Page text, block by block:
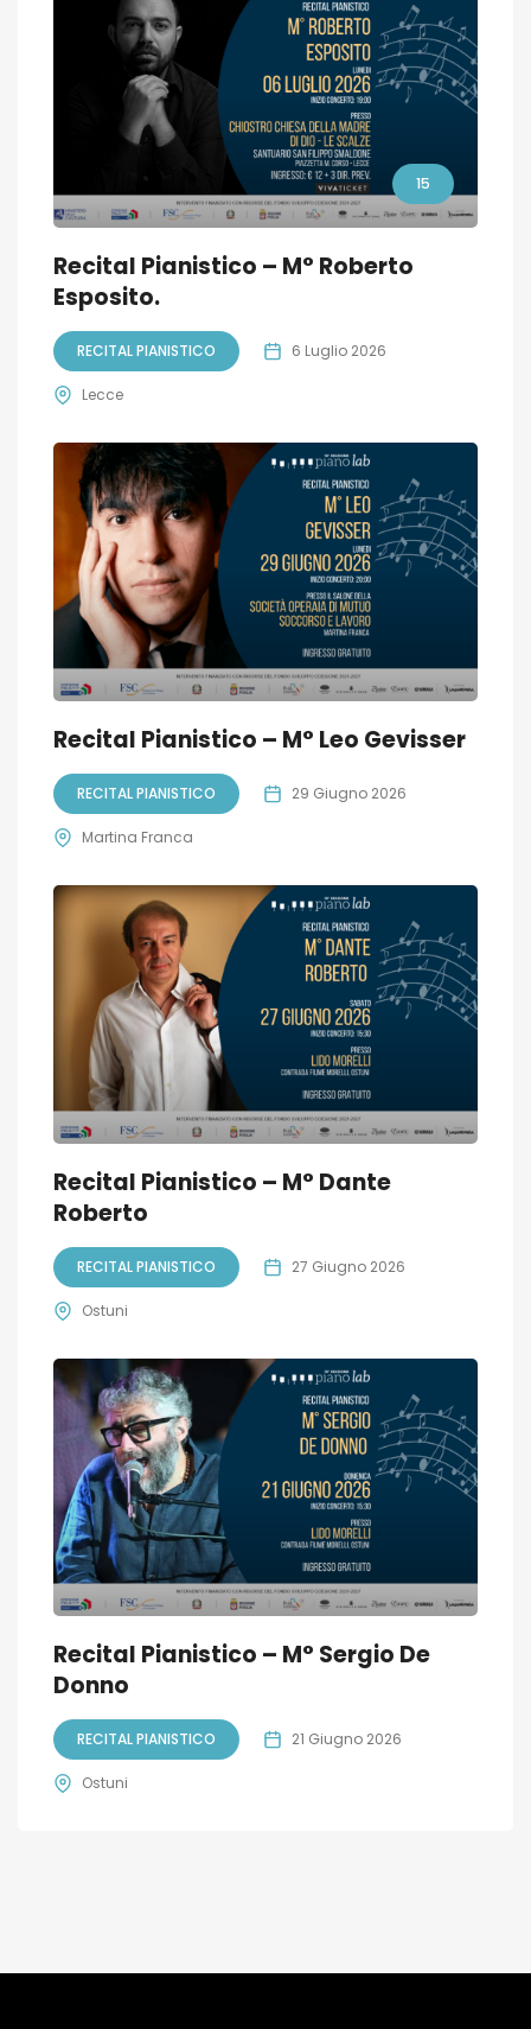
15
Recital Pianistico – M° Roberto
Esposito.
RECITAL PIANISTICO 6 Luglio 2026
Lecce
Recital Pianistico – M° Leo Gevisser
RECITAL PIANISTICO 29 Giugno 2026
Martina Franca
Recital Pianistico – M° Dante
Roberto
RECITAL PIANISTICO 27 Giugno 2026
Ostuni
Recital Pianistico – M° Sergio De
Donno
RECITAL PIANISTICO 21 Giugno 2026
Ostuni